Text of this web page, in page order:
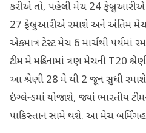
કરીએ તો, પહેલી મેચ 24 ફેબ્રુઆરીએ
27 ફેબ્રુઆરીએ રમાશે અને અંતિમ મેચ
એકમાત્ર ટેસ્ટ મેચ 6 માર્ચથી પર્થમાં
ટીમ મે મહિનામાં ત્રણ મેચની T20
આ શ્રેણી 28 મે થી 2 જૂન સુધી રમાશે.
ઇંગ્લેન્ડમાં યોજાશે, જ્યાં ભારતીય
પાકિસ્તાન સામે થશે. આ મેચ